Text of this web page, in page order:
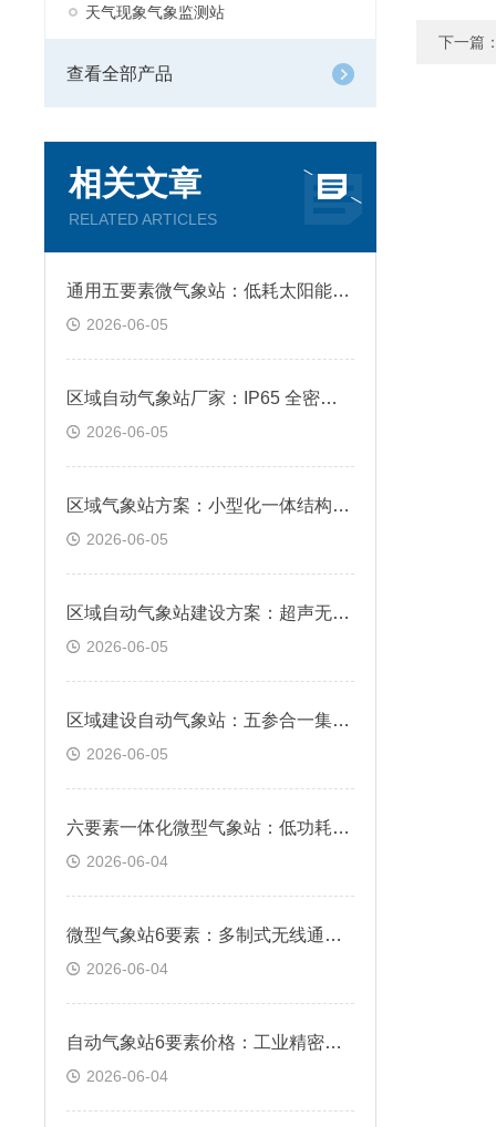
天气现象气象监测站
查看全部产品
相关文章
RELATED ARTICLES
通用五要素微气象站：低耗太阳能供电，4G 无线远程自动上传数据
2026-06-05
区域自动气象站厂家：IP65 全密封防护，露天野外耐高低温全天候工作
2026-06-05
区域气象站方案：小型化一体结构，简易立杆快速免布线安装
2026-06-05
区域自动气象站建设方案：超声无机械测风，防冻防尘常年稳定监测
2026-06-05
区域建设自动气象站：五参合一集成机身，温湿风压雨量同步采集
2026-06-05
六要素一体化微型气象站：低功耗耐用机身，全天候野外免维护运行
2026-06-04
微型气象站6要素：多制式无线通讯，远程云端实时查看数据
2026-06-04
自动气象站6要素价格：工业精密传感，实测数据稳定误差偏低
2026-06-04
下一篇